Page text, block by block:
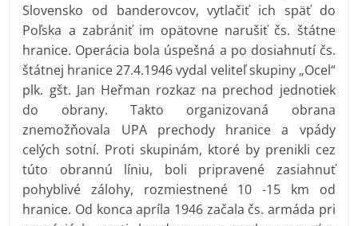
Slovensko od banderovcov, vytlačiť ich späť do
Poľska a zabrániť im opätovne narušiť čs. štátne
hranice. Operácia bola úspešná a po dosiahnutí čs.
štátnej hranice 27.4.1946 vydal veliteľ skupiny „Ocel“
plk. gšt. Jan Heřman rozkaz na prechod jednotiek
do obrany. Takto organizovaná obrana
znemožňovala UPA prechody hranice a vpády
celých sotní. Proti skupinám, ktoré by prenikli cez
túto obrannú líniu, boli pripravené zasiahnuť
pohyblivé zálohy, rozmiestnené 10 -15 km od
hranice. Od konca apríla 1946 začala čs. armáda pri